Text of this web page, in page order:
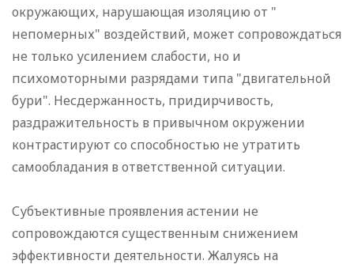
окружающих, нарушающая изоляцию от "
непомерных" воздействий, может сопровождаться
не только усилением слабости, но и
психомоторными разрядами типа "двигательной
бури". Несдержанность, придирчивость,
раздражительность в привычном окружении
контрастируют со способностью не утратить
самообладания в ответственной ситуации.
Субъективные проявления астении не
сопровождаются существенным снижением
эффективности деятельности. Жалуясь на